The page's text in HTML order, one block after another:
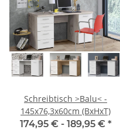
Schreibtisch >Balu< -
145x76,3x60cm (BxHxT)
174,95 € - 189,95 € *